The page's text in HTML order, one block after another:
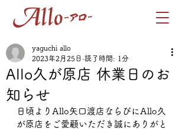
Allo久が原店 休業日のお
知らせ
yaguchi allo
2023年2月25日 読了時間: 1分
日頃よりAllo矢口渡店ならびにAllo久
が原店をご愛顧いただき誠にありがと